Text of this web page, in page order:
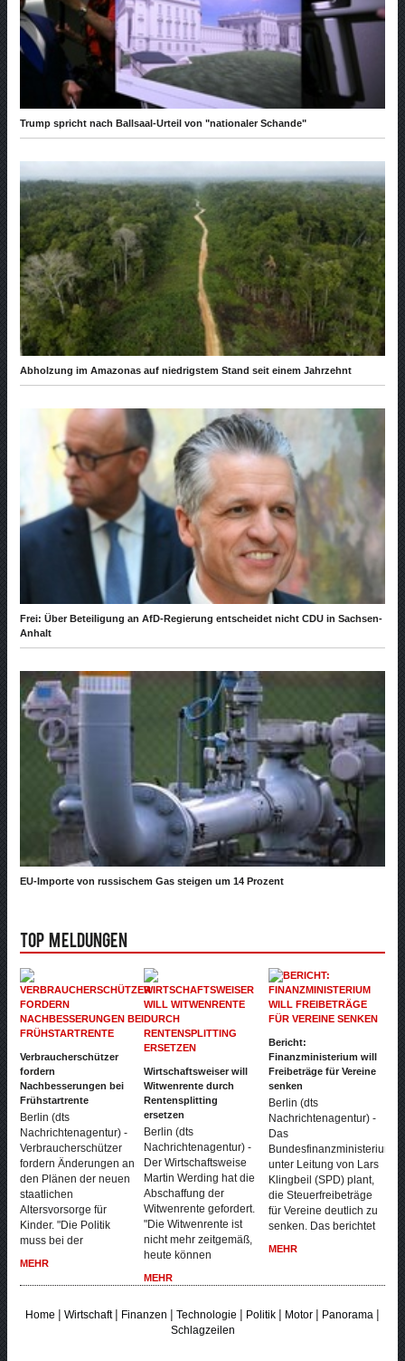
Trump spricht nach Ballsaal-Urteil von "nationaler Schande"
Abholzung im Amazonas auf niedrigstem Stand seit einem Jahrzehnt
Frei: Über Beteiligung an AfD-Regierung entscheidet nicht CDU in Sachsen-
Anhalt
EU-Importe von russischem Gas steigen um 14 Prozent
Top Meldungen
Verbraucherschützer
fordern
Nachbesserungen bei
Frühstartrente
Berlin (dts
Nachrichtenagentur) -
Verbraucherschützer
fordern Änderungen an
den Plänen der neuen
staatlichen
Altersvorsorge für
Kinder. "Die Politik
muss bei der
MEHR
Wirtschaftsweiser will
Witwenrente durch
Rentensplitting
ersetzen
Berlin (dts
Nachrichtenagentur) -
Der Wirtschaftsweise
Martin Werding hat die
Abschaffung der
Witwenrente gefordert.
"Die Witwenrente ist
nicht mehr zeitgemäß,
heute können
MEHR
Bericht:
Finanzministerium will
Freibeträge für Vereine
senken
Berlin (dts
Nachrichtenagentur) -
Das
Bundesfinanzministerium
unter Leitung von Lars
Klingbeil (SPD) plant,
die Steuerfreibeträge
für Vereine deutlich zu
senken. Das berichtet
MEHR
Home|Wirtschaft| Finanzen|Technologie| Politik| Motor| Panorama|
Schlagzeilen